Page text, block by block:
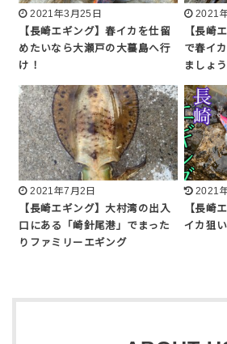
2021年3月25日
【長崎エギング】春イカを仕留
めたいなら大瀬戸の大蟇島へ行
け！
2021
【長崎
で春イ
ましょ
2021年7月2日
【長崎エギング】大村湾の出入
口にある「崎針尾港」でまった
りファミリーエギング
2021
【長崎
イカ狙